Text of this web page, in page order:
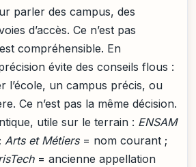
parler des campus, des
d’accès. Ce n’est pas
compréhensible. En
évite des conseils flous :
l’école, un campus précis, ou
Ce n’est pas la même décision.
utile sur le terrain : ENSAM
Arts et Métiers= nom courant ;
= ancienne appellation